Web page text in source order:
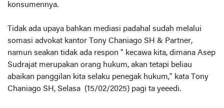
konsumennya.
Tidak ada upaya bahkan mediasi padahal sudah melalui
somasi advokat kantor Tony Chaniago SH & Partner,
namun seakan tidak ada respon " kecawa kita, dimana Asep
Sudrajat merupakan orang hukum, akan tetapi beliau
abaikan panggilan kita selaku penegak hukum," kata Tony
Chaniago SH, Selasa (15/02/2025) pagi ta yeeedi.